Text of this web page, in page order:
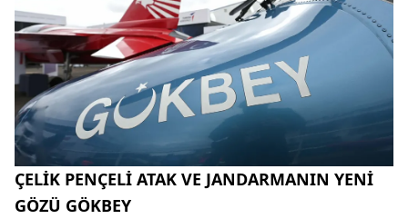
ÇELİK PENÇELİ ATAK VE JANDARMANIN YENİ
GÖZÜ GÖKBEY